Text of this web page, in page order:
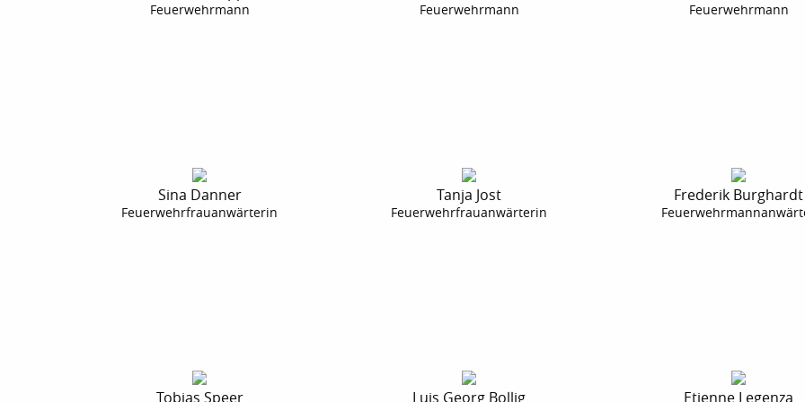
Feuerwehrmann Feuerwehrmann Feuerwehrmann
Sina Danner
Feuerwehrfrauanwärterin
Tanja Jost
Feuerwehrfrauanwärterin
Frederik Burghardt
Tobias Speer Luis Georg Bollig Etienne Legenza